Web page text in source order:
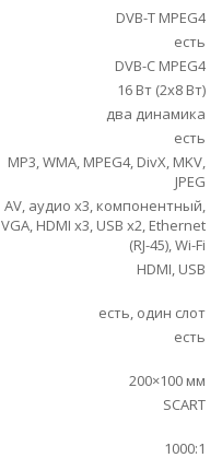
DVB-T MPEG4
есть
DVB-C MPEG4
16 Вт (2х8 Вт)
два динамика
есть
MP3, WMA, MPEG4, DivX, MKV,
JPEG
AV, аудио x3, компонентный,
VGA, HDMI x3, USB x2, Ethernet
(RJ-45), Wi-Fi
HDMI, USB
есть, один слот
есть
200×100 мм
SCART
1000:1